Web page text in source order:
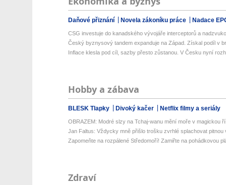
Daňové přiznání Novela zákoníku práce Nadace
CSG investuje do kanadského vývojáře interceptorů a
Český byznysový tandem expanduje na Západ. Získal podíl v
Inflace klesla pod cíl, sazby přesto zůstanou. V Česku nyní
Hobby a zábava
BLESK Tlapky Divoký kačer Netflix filmy a seriály
OBRAZEM: Modré slzy na Tchaj-wanu mění moře v magickou
Jan Faltus: Vždycky mně přišlo trošku zvrhlé splachovat pitnou
Zapomeňte na rozpálené Středomoří! Zamiřte na pohádkovou
Zdraví